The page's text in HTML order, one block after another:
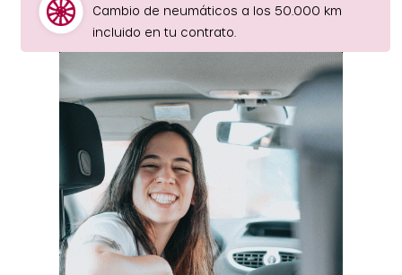
Cambio de neumáticos a los 50.000 km
incluido en tu contrato.